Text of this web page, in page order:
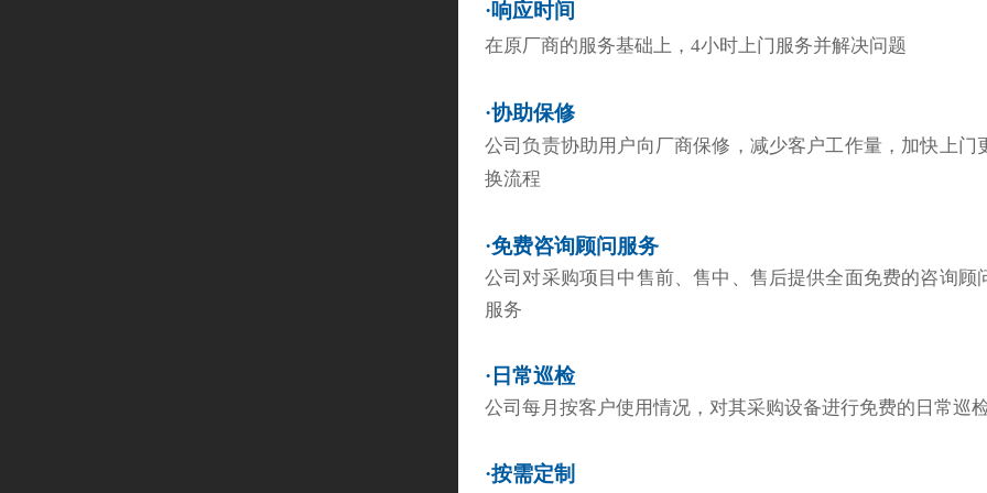
·响应时间
在原厂商的服务基础上，4小时上门服务并解决问题
·协助保修
公司负责协助用户向厂商保修，减少客户工作量，加快上门
换流程
·免费咨询顾问服务
公司对采购项目中售前、售中、售后提供全面免费的咨询顾
服务
·日常巡检
公司每月按客户使用情况，对其采购设备进行免费的日常巡
·按需定制